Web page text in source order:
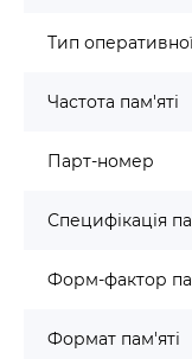
Тип
Частота пам'яті
Парт-номер
Специфікація
Форм-фактор
Формат пам'яті